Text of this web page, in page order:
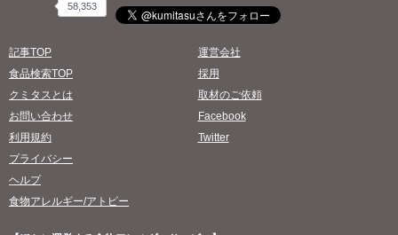
58,353
記事TOP
食品検索TOP
クミタスとは
お問い合わせ
利用規約
プライバシー
ヘルプ
食物アレルギー/アトピー
運営会社
採用
取材のご依頼
Facebook
Twitter